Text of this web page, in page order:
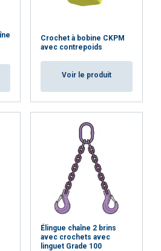
Crochet à bobine CKPM
avec contrepoids
Voir le produit
Élingue chaîne 2 brins
avec crochets avec
linguet Grade 100
avec d"autres
leur avez fournies ou
lors de votre utilisation de
Ciblage
Non classifiés
TOUT
REFUSER TOUT